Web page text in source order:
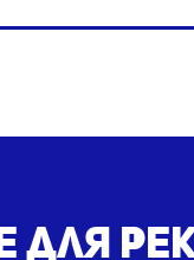
для